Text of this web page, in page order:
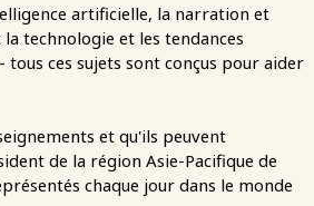
artificielle, la narration et
technologie et les tendances
ces sujets sont conçus pour aider
et qu'ils peuvent
de la région Asie-Pacifique de
chaque jour dans le monde